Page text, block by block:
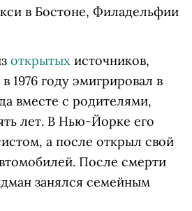
в Бостоне, Филадельфии
открытых источников,
1976 году эмигрировал в
вместе с родителями,
лет. В Нью-Йорке его
а после открыл свой
После смерти
занялся семейным